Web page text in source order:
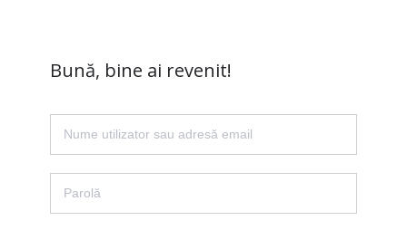
Bună, bine ai revenit!